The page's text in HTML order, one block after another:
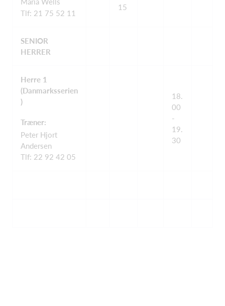
Tlf: 21 75 52 11
15
SENIOR
HERRER
Herre 1
(Danmarksserien
)
Træner:
Peter Hjort
Andersen
Tlf: 22 92 42 05
18.
00
-
19.
30